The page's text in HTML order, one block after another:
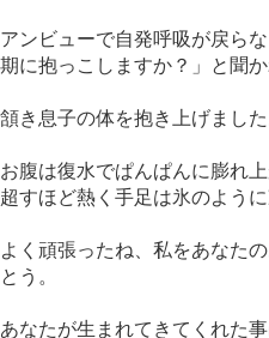
アンビューで自発呼吸が戻ら
期に抱っこしますか？」と聞か
頷き息子の体を抱き上げました
お腹は復水でぱんぱんに膨れ
超すほど熱く手足は氷のよう
よく頑張ったね、私をあなた
とう。
あなたが生まれてきてくれた